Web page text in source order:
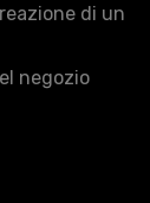
di un
negozio